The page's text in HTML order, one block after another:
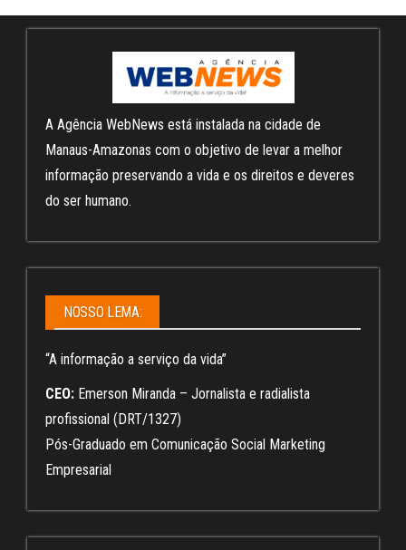
A Agência WebNews está instalada na cidade de
Manaus-Amazonas com o objetivo de levar a melhor
informação preservando a vida e os direitos e deveres
do ser humano.
NOSSO LEMA:
“A informação a serviço da vida”
CEO: Emerson Miranda – Jornalista e radialista
profissional (DRT/1327)
Pós-Graduado em Comunicação Social Marketing
Empresarial